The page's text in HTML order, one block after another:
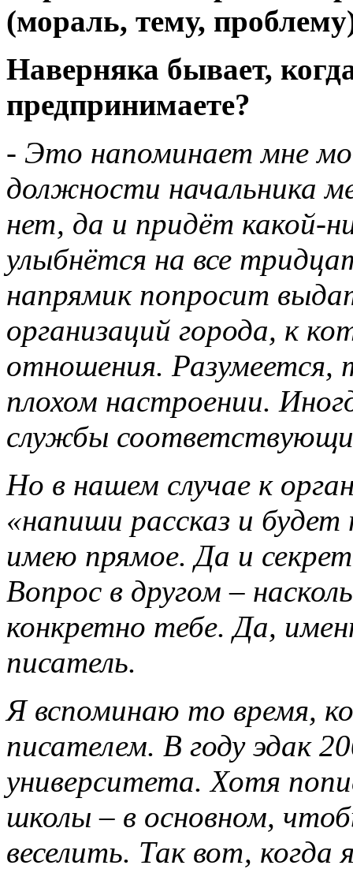
(мораль, тему,
Наверняка бывает,
предпринимаете?
- Это напоминает мне
должности начальника
нет, да и придёт какой-
улыбнётся на все
напрямик попросит
организаций города, к
отношения. Разумеется,
плохом настроении.
службы
Но в нашем случае к
«напиши рассказ и
имею прямое. Да и
Вопрос в другом –
конкретно тебе. Да,
писатель.
Я вспоминаю то время,
писателем. В году эдак
университета. Хотя
школы – в основном,
веселить. Так вот, когда